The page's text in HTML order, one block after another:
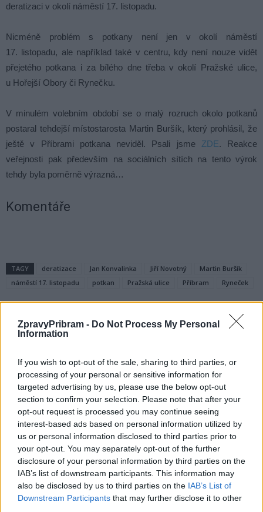
ZpravyPribram - Do Not Process My Personal
Information
If you wish to opt-out of the sale, sharing to third parties, or
processing of your personal or sensitive information for
targeted advertising by us, please use the below opt-out
section to confirm your selection. Please note that after your
opt-out request is processed you may continue seeing
interest-based ads based on personal information utilized by
us or personal information disclosed to third parties prior to
your opt-out. You may separately opt-out of the further
disclosure of your personal information by third parties on the
IAB’s list of downstream participants. This information may
also be disclosed by us to third parties on the IAB’s List of
Downstream Participants that may further disclose it to other
deratizaci v okolí náměstí 17. listopadu.
Nicméně problém s potkany není jen v okolí náměstí
17. listopadu, ale například také v centru, kdy není nouze vidět
přejetého potkana i za bílého dne třeba v okolí Pražské ulice,
u Hořejší Obory či Rynečku.
V minulém volebním období se o malý rozruch okolo potkanů
postaral tehdejší místostarosta Martin Buršík, který prohlásil, že
ještě v Příbrami potkana neviděl. Psali jsme ZDE. Reakce
veřejnosti pak především na sociálních sítích na tento výrok
tehdy byla poměrně výrazná…
Komentáře
TAGY deratizace Jan Konvalinka Jiří Novotný
Martin Buršík
náměstí 17. listopadu
potkan Pražská ulice Příbram Ryneček
Předchozí článek
Vězni v příbramské věznici
změřili síly v závodě „Spartan
Následující článek
Hornické muzeum Příbram zve
na tradiční masopust
SOUVISEJÍCÍ ČLÁNKY
VÍCE OD AUTORA